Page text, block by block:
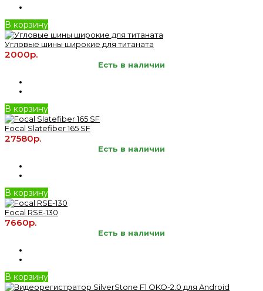
В корзину
Угловые шины широкие для титаната
2000р.
Есть в наличии
В корзину
Focal Slatefiber 165 SF
27580р.
Есть в наличии
В корзину
Focal RSE-130
7660р.
Есть в наличии
В корзину